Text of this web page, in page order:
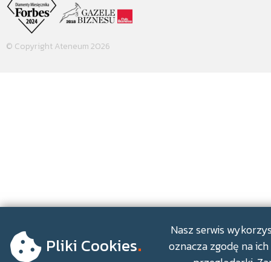
© Copyright Ateneum 2026
Pliki Cookies.
Nasz serwis
oznacza zgodę na